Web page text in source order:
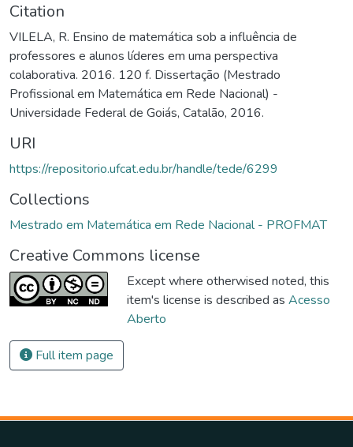
Citation
VILELA, R. Ensino de matemática sob a influência de
professores e alunos líderes em uma perspectiva
colaborativa. 2016. 120 f. Dissertação (Mestrado
Profissional em Matemática em Rede Nacional) -
Universidade Federal de Goiás, Catalão, 2016.
URI
https://repositorio.ufcat.edu.br/handle/tede/6299
Collections
Mestrado em Matemática em Rede Nacional - PROFMAT
Creative Commons license
Except where otherwised noted, this
item's license is described as Acesso
Aberto
Full item page